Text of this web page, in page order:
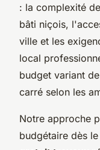
: la complexité
bâti niçois,
ville et les
local
budget variant
carré selon les
Notre approche
budgétaire dès